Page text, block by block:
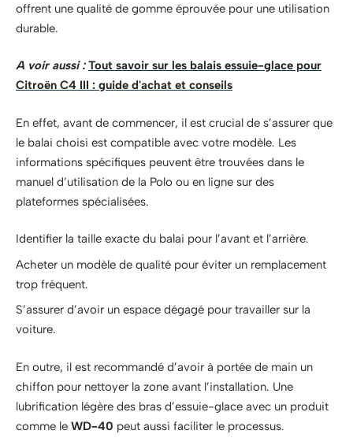
offrent une qualité de gomme éprouvée pour une utilisation
durable.
A voir aussi : Tout savoir sur les balais essuie-glace pour
Citroën C4 III : guide d'achat et conseils
En effet, avant de commencer, il est crucial de s’assurer que
le balai choisi est compatible avec votre modèle. Les
informations spécifiques peuvent être trouvées dans le
manuel d’utilisation de la Polo ou en ligne sur des
plateformes spécialisées.
Identifier la taille exacte du balai pour l’avant et l’arrière.
Acheter un modèle de qualité pour éviter un remplacement
trop fréquent.
S’assurer d’avoir un espace dégagé pour travailler sur la
voiture.
En outre, il est recommandé d’avoir à portée de main un
chiffon pour nettoyer la zone avant l’installation. Une
lubrification légère des bras d’essuie-glace avec un produit
comme le WD-40 peut aussi faciliter le processus.